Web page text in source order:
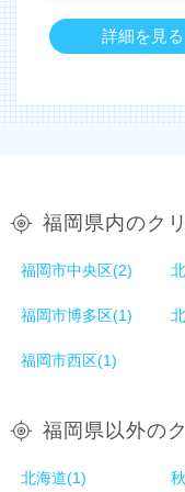
詳細を見る
福岡県内のク
福岡市中央区(2)
福岡市博多区(1)
福岡市西区(1)
福岡県以外の
北海道(1)